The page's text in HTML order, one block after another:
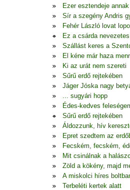
Ezer esztendeje annak
Sír a szegény Andris
Fehér László lovat
Ez a csárda nevezetes
Szállást keres a
El kéne már haza
Ki az urát nem szereti
Sűrű erdő rejtekében
Jáger Jóska nagy
... sugyári hopp
Édes-kedves
Sűrű erdő rejtekében
Áldozzunk, hív
Epret szedtem az
Fecském, fecském,
Mit csinálnak a
Zöld a kökény, majd
A miskolci híres
Terbeléti kertek alatt